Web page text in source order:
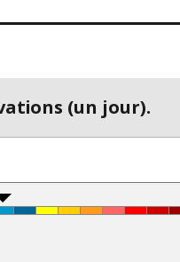
(un jour).